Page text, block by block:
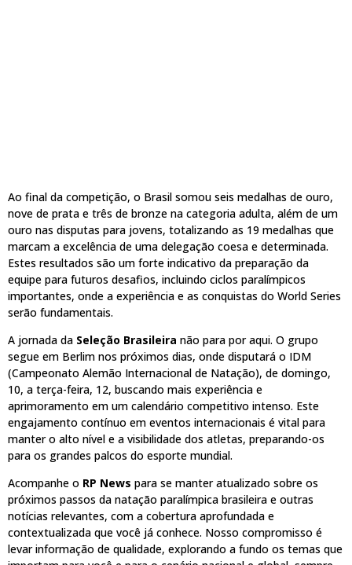
Ao final da competição, o Brasil somou seis medalhas de ouro,
nove de prata e três de bronze na categoria adulta, além de um
ouro nas disputas para jovens, totalizando as 19 medalhas que
marcam a excelência de uma delegação coesa e determinada.
Estes resultados são um forte indicativo da preparação da
equipe para futuros desafios, incluindo ciclos paralímpicos
importantes, onde a experiência e as conquistas do World Series
serão fundamentais.
A jornada da Seleção Brasileira não para por aqui. O grupo
segue em Berlim nos próximos dias, onde disputará o IDM
(Campeonato Alemão Internacional de Natação), de domingo,
10, a terça-feira, 12, buscando mais experiência e
aprimoramento em um calendário competitivo intenso. Este
engajamento contínuo em eventos internacionais é vital para
manter o alto nível e a visibilidade dos atletas, preparando-os
para os grandes palcos do esporte mundial.
Acompanhe o RP News para se manter atualizado sobre os
próximos passos da natação paralímpica brasileira e outras
notícias relevantes, com a cobertura aprofundada e
contextualizada que você já conhece. Nosso compromisso é
levar informação de qualidade, explorando a fundo os temas que